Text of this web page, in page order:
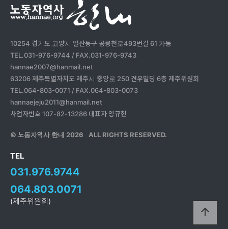
10254 경기도 고양시 일산동구 공릉천로493번길 61 가동
TEL.031-976-9744 / FAX.031-976-9743
hannae2007@hanmail.net
63206 제주특별자치도 제주시 중앙로 250 견우빌딩 6층 제주위원회
TEL.064-803-0071 / FAX.064-803-0073
hannaejeju2011@hanmail.net
사업자번호 107-82-13286 대표자 양규헌
© 노동자역사 한내 2026 ALL RIGHTS RESERVED.
TEL
031.976.9744
064.803.0071
(제주위원회)
arrow_upward